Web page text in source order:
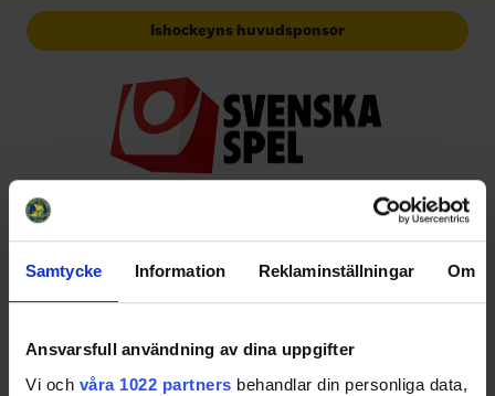
Samtycke Information Reklaminställningar Om
Ansvarsfull användning av dina uppgifter
Vi och våra 1022 partners behandlar din personliga data,
Ishockeyns huvudsponsor